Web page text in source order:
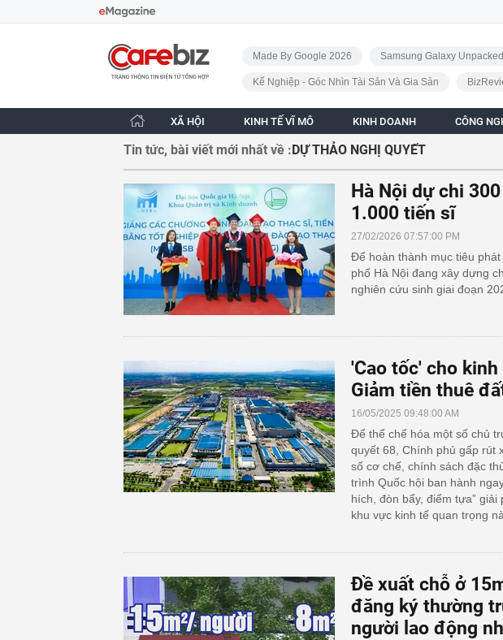
CafeBiz - Trang chủ
Made By Google 2026
Samsung Galaxy
Kế Nghiệp - Góc Nhìn Tài Sản Và Gia Sản
XÃ HỘI KINH TẾ VĨ MÔ KINH DOANH CÔNG
Tin tức, bài viết mới nhất về :DỰ THẢO NGHỊ QUYẾT
Hà Nội dự chi
1.000 tiến sĩ
27/02/2026 07:57:00 PM
Để hoàn thành mục tiêu
phố Hà Nội đang xây dựng
nghiên cứu sinh giai đoạn
'Cao tốc' cho
Giảm tiền thuê
16/05/2025 09:48:00 AM
Để thể chế hóa một số chủ
quyết 68, Chính phủ gấp rút
số cơ chế, chính sách đặc
trình Quốc hội ban hành
hích, đòn bẩy, điểm tựa”
khu vực kinh tế quan trọng
Đề xuất chỗ ở
đăng ký thường
người lao động